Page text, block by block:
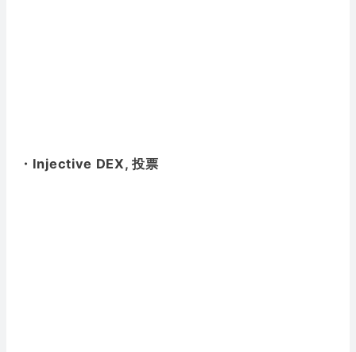
・Injective DEX, 投票